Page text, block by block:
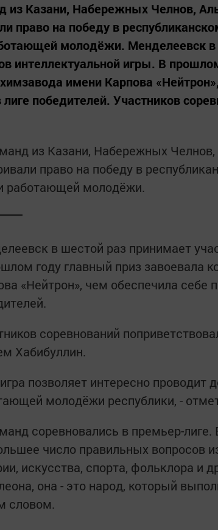
из Казани, Набережных Челнов,
право на победу в
молодёжи. Менделеевск в
интеллектуальной игры. В
имени Карпова
лиге победителей. Участников
из Казани, Набережных
право на победу в
работающей молодёжи.
в шестой раз принимает
году главный приз завоевала
«Нейтрон», чем обеспечила себе
соревнований
Хабибуллин.
позволяет интересно проводит
молодёжи республики, -
соревновались в премьер-
число правильных вопросов
искусства, спорта, фольклора и
она - это народ, который
словом.